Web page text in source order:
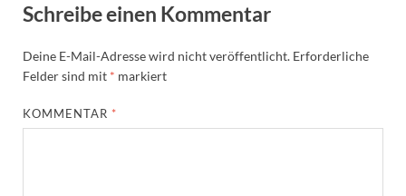
Schreibe einen Kommentar
Deine E-Mail-Adresse wird nicht veröffentlicht. Erforderliche
Felder sind mit * markiert
KOMMENTAR *